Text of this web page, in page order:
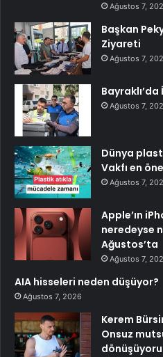
Ağustos 7,
Başkan
Ziyareti
Ağustos 7,
Ağustos 7,
Dünya
Vakfı en
Ağustos 7,
Apple’ın
neredeyse
Ağustos’ta
Ağustos 7,
AIA hisseleri neden düşüyor?
Ağustos 7, 2026
Kerem
Onsuz